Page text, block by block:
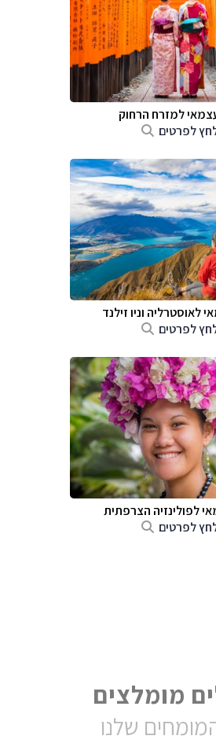
למזרח הרחוק
לפרטים
לאוסטרליה וניו זילנד
לפרטים
לפולינזיה הצרפתית
לפרטים
מומלצים
שלנו